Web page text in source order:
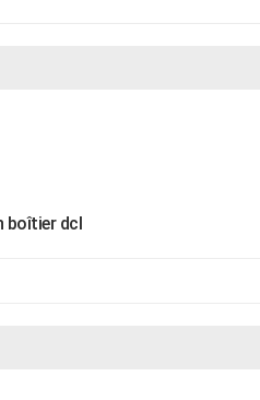
boîtier dcl